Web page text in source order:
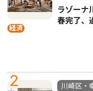
経済
ラゾー
春完了、
2
川崎区・